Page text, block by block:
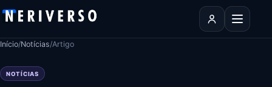
Pular para o conteúdo
Abrir
Início/Notícias/Artigo
NOTÍCIAS